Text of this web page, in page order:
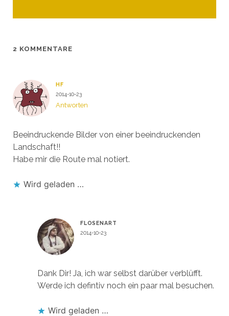
2 KOMMENTARE
HF
2014-10-23
Antworten
Beeindruckende Bilder von einer beeindruckenden
Landschaft!!
Habe mir die Route mal notiert.
Wird geladen …
FLOSENART
2014-10-23
Dank Dir! Ja, ich war selbst darüber verblüfft.
Werde ich defintiv noch ein paar mal besuchen.
Wird geladen …